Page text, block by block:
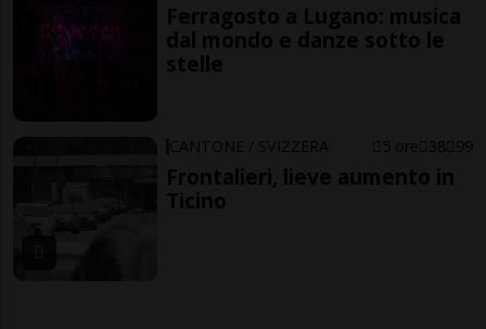
Ferragosto a Lugano: musica
dal mondo e danze sotto le
stelle
CANTONE / SVIZZERA 5 ore 38 99
Frontalieri, lieve aumento in
Ticino